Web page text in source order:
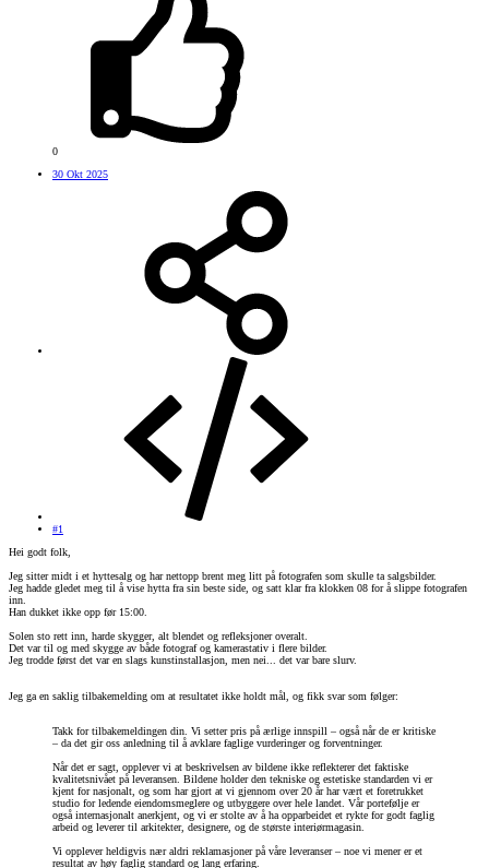
0
30 Okt 2025
#1
Hei godt folk,
Jeg sitter midt i et hyttesalg og har nettopp brent meg litt på fotografen som skulle ta salgsbilder.
Jeg hadde gledet meg til å vise hytta fra sin beste side, og satt klar fra klokken 08 for å slippe fotografen
inn.
Han dukket ikke opp før 15:00.
Solen sto rett inn, harde skygger, alt blendet og refleksjoner overalt.
Det var til og med skygge av både fotograf og kamerastativ i flere bilder.
Jeg trodde først det var en slags kunstinstallasjon, men nei... det var bare slurv.
Jeg ga en saklig tilbakemelding om at resultatet ikke holdt mål, og fikk svar som følger:
Takk for tilbakemeldingen din. Vi setter pris på ærlige innspill – også når de er kritiske
– da det gir oss anledning til å avklare faglige vurderinger og forventninger.
Når det er sagt, opplever vi at beskrivelsen av bildene ikke reflekterer det faktiske
kvalitetsnivået på leveransen. Bildene holder den tekniske og estetiske standarden vi er
kjent for nasjonalt, og som har gjort at vi gjennom over 20 år har vært et foretrukket
studio for ledende eiendomsmeglere og utbyggere over hele landet. Vår portefølje er
også internasjonalt anerkjent, og vi er stolte av å ha opparbeidet et rykte for godt faglig
arbeid og leverer til arkitekter, designere, og de største interiørmagasin.
Vi opplever heldigvis nær aldri reklamasjoner på våre leveranser – noe vi mener er et
resultat av høy faglig standard og lang erfaring.